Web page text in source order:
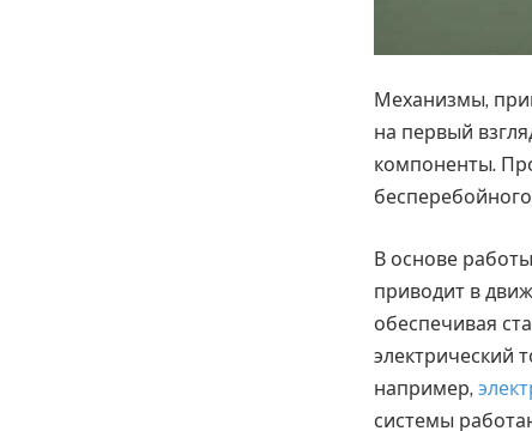
Механизмы,
на первый
компоненты.
В основе
приводит в
обеспечивая
электрический
например,
системы